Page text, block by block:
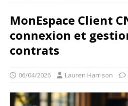
MonEspace Client
connexion et
contrats
06/04/2026 Lauren Harrison